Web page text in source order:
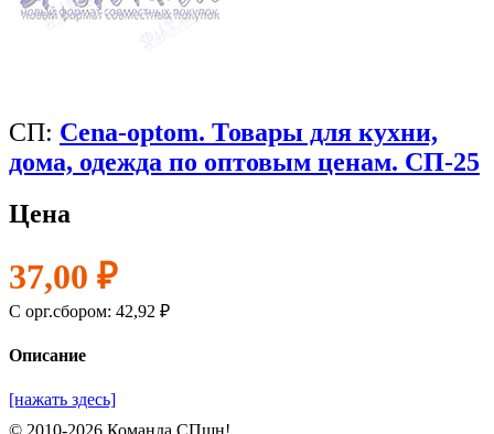
СП: Cena-optom. Товары для кухни,
дома, одежда по оптовым ценам. СП-25
Цена
37,00 ₽
C орг.сбором: 42,92 ₽
Описание
[нажать здесь]
© 2010-2026 Команда СПшн!